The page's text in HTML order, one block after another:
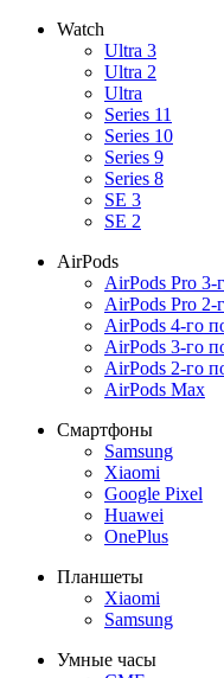
Watch
Ultra 3
Ultra 2
Ultra
Series 11
Series 10
Series 9
Series 8
SE 3
SE 2
AirPods
AirPods Pro 3-
AirPods Pro 2-
AirPods 4-го
AirPods 3-го
AirPods 2-го
AirPods Max
Смартфоны
Samsung
Xiaomi
Google Pixel
Huawei
OnePlus
Планшеты
Xiaomi
Samsung
Умные часы